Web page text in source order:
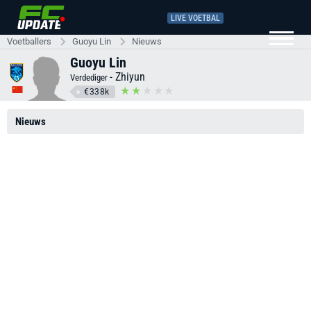
LIVE VOETBAL
Voetballers Guoyu Lin Nieuws
Guoyu Lin
Verdediger - Zhiyun
€338k
Nieuws